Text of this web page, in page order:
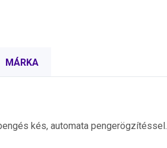
MÁRKA
kés, automata pengerögzítéssel.